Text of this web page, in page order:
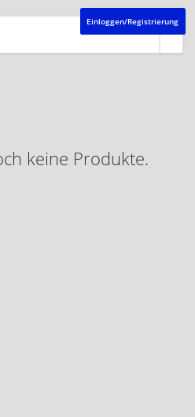
Einloggen/Registrierung
keine Produkte.